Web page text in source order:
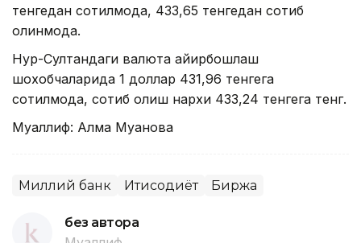
тенгедан сотилмоқда, 433,65 тенгедан сотиб
олинмоқда.
Нур-Султандаги валюта айирбошлаш
шохобчаларида 1 доллар 431,96 тенгега
сотилмоқда, сотиб олиш нархи 433,24 тенгега тенг.
Муаллиф: Алма Муқанова
Миллий банк Иқтисодиёт Биржа
без автора